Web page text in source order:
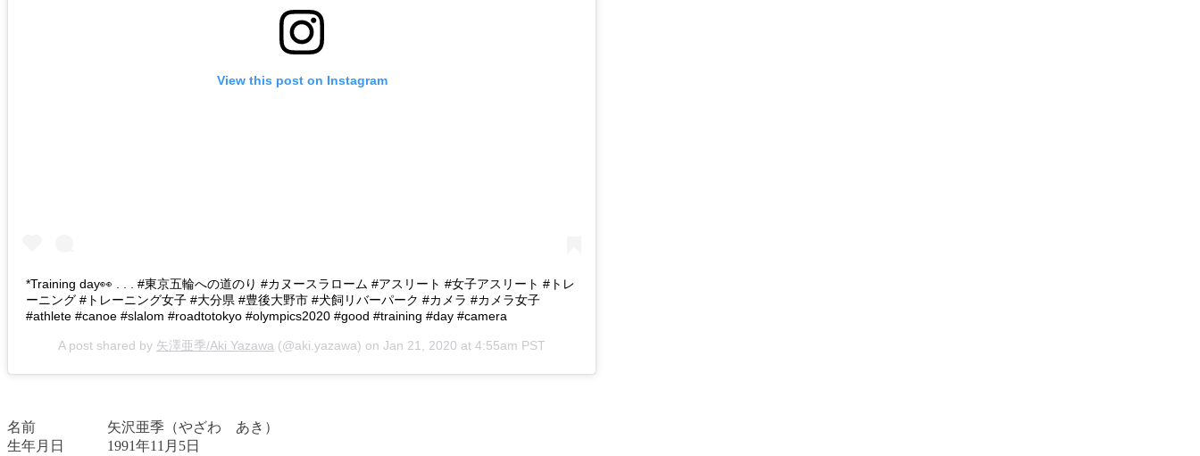
View this post on Instagram
*Training day👀 . . . #東京五輪への道のり #カヌースラローム #アスリート #女子アスリート #トレ
ーニング #トレーニング女子 #大分県 #豊後大野市 #犬飼リバーパーク #カメラ #カメラ女子
#athlete #canoe #slalom #roadtotokyo #olympics2020 #good #training #day #camera
A post shared by 矢澤亜季/Aki Yazawa (@aki.yazawa) on Jan 21, 2020 at 4:55am PST
名前 矢沢亜季（やざわ あき）
生年月日 1991年11月5日